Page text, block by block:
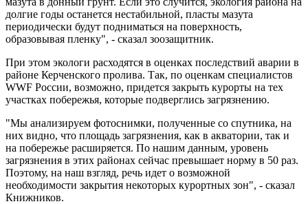
долгие годы останется нестабильной, пласты мазута
периодически будут подниматься на поверхность,
образовывая пленку", - сказал зоозащитник.
При этом экологи расходятся в оценках последствий аварии в
районе Керченского пролива. Так, по оценкам специалистов
WWF России, возможно, придется закрыть курорты на тех
участках побережья, которые подверглись загрязнению.
"Мы анализируем фотоснимки, полученные со спутника, на
них видно, что площадь загрязнения, как в акватории, так и
на побережье расширяется. По нашим данным, уровень
загрязнения в этих районах сейчас превышает норму в 50 раз.
Поэтому, на наш взгляд, речь идет о возможной
необходимости закрытия некоторых курортных зон", - сказал
Книжников.